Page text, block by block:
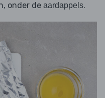
onder de aardappels.